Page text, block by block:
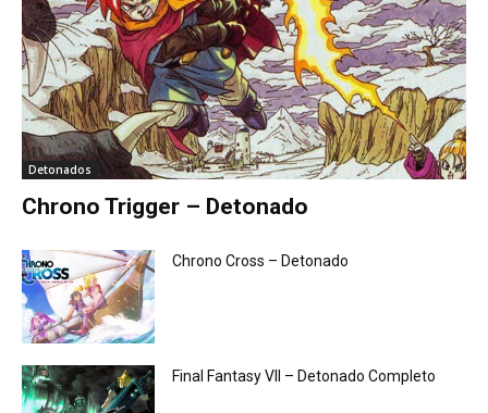
Detonados
Chrono Trigger – Detonado
Chrono Cross – Detonado
Final Fantasy VII – Detonado Completo